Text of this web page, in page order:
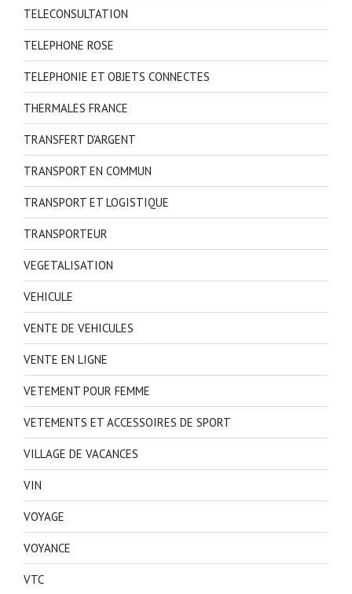
TELECONSULTATION
TELEPHONE ROSE
TELEPHONIE ET OBJETS CONNECTES
THERMALES FRANCE
TRANSFERT D'ARGENT
TRANSPORT EN COMMUN
TRANSPORT ET LOGISTIQUE
TRANSPORTEUR
VEGETALISATION
VEHICULE
VENTE DE VEHICULES
VENTE EN LIGNE
VETEMENT POUR FEMME
VETEMENTS ET ACCESSOIRES DE SPORT
VILLAGE DE VACANCES
VIN
VOYAGE
VOYANCE
VTC